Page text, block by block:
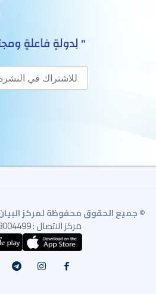
© جميع الحقوق محفوظة لمركز البيان
مركز الاتصال : 9647818004499+